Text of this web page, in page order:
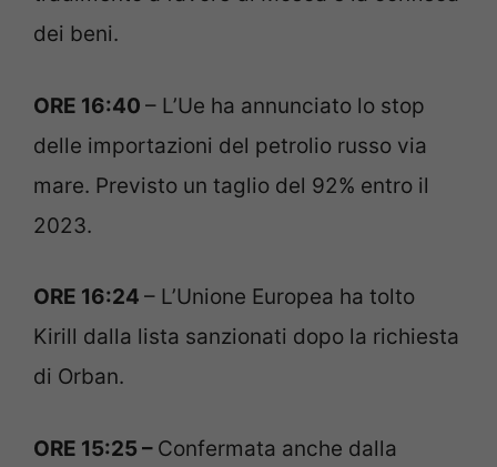
dei beni.
ORE 16:40 – L’Ue ha annunciato lo stop
delle importazioni del petrolio russo via
mare. Previsto un taglio del 92% entro il
2023.
ORE 16:24 – L’Unione Europea ha tolto
Kirill dalla lista sanzionati dopo la richiesta
di Orban.
ORE 15:25 – Confermata anche dalla